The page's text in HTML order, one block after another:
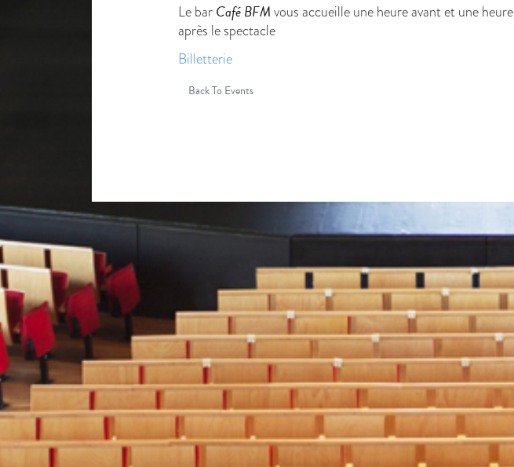
Le bar Café BFM vous accueille une heure avant et une heure
après le spectacle
Billetterie
Back To Events